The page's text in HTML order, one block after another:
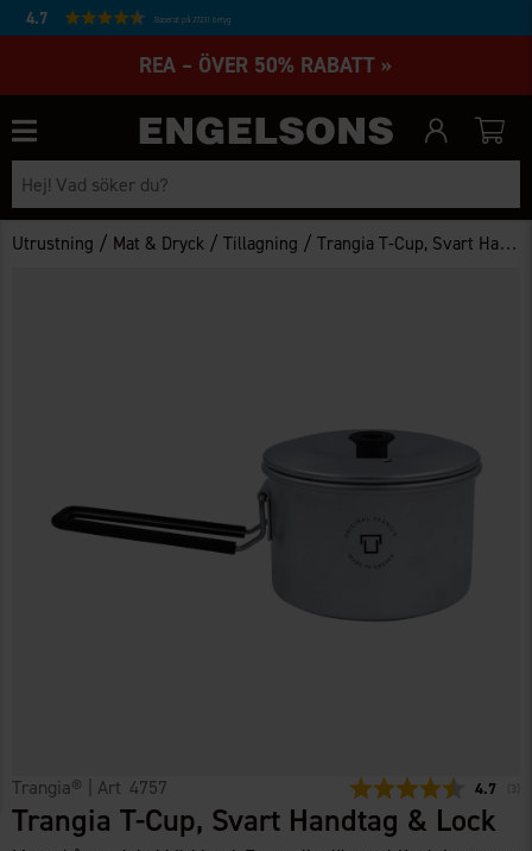
4.7 Baserat på 27231 betyg
REA – ÖVER 50% RABATT »
Utrustning / Mat & Dryck /Tillagning /Trangia T-Cup, Svart Handtag & Lock
Trangia® | Art 4757 4.7
Trangia T-Cup, Svart Handtag & Lock